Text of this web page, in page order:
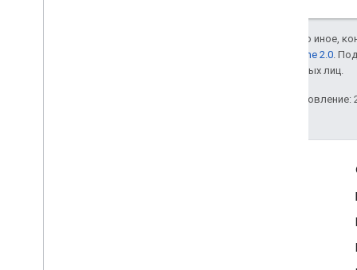
Если не указано иное,
лицензии Apache 2.0 .
аффилированных лиц.
Последнее обновление: